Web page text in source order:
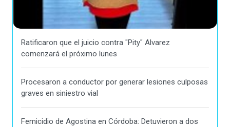
Ratificaron que el juicio contra "Pity" Alvarez
comenzará el próximo lunes
Procesaron a conductor por generar lesiones culposas
graves en siniestro vial
Femicidio de Agostina en Córdoba: Detuvieron a dos